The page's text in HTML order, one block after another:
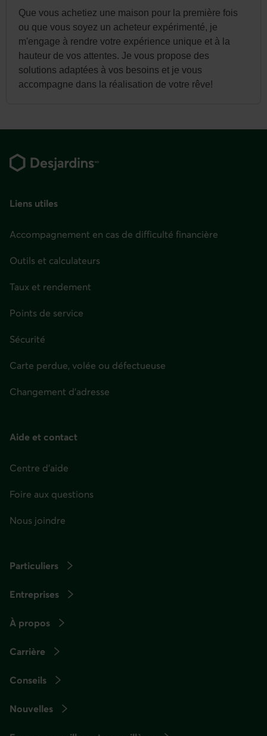
Que vous achetiez une maison pour la première fois
ou que vous soyez un acheteur expérimenté, je
m'engage à rendre votre expérience unique et à la
hauteur de vos attentes. Je vous propose des
solutions adaptées à vos besoins et je vous
accompagne dans la réalisation de votre rêve!
de
Liens utiles
Accompagnement en cas de difficulté financière
Outils et calculateurs
Taux et rendement
Points de service
Sécurité
Carte perdue, volée ou défectueuse
Changement d'adresse
Aide et contact
Centre d'aide
Foire aux questions
Nous joindre
Particuliers
Entreprises
À propos
Carrière
Conseils
Nouvelles